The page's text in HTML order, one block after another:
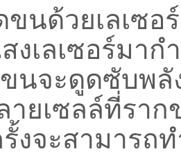
ขนด้วยเลเซอ
งเลเซอร์มา
นจะดูดซับพลั
ายเซลล์ที่รา
งจะสามารถ